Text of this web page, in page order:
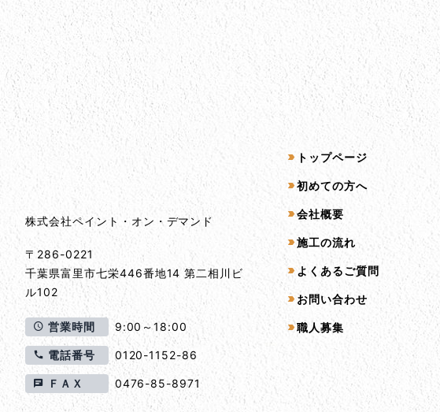
会社情報とサイトマップ
会社情報
株式会社ペイント・オン・デマンド
〒286-0221
千葉県富里市七栄446番地14 第二相川ビ
ル102
営業時間 9:00～18:00
電話番号 0120-1152-86
ＦＡＸ 0476-85-8971
サイトマップ
トップページ
初めての方へ
会社概要
施工の流れ
よくあるご質問
お問い合わせ
職人募集